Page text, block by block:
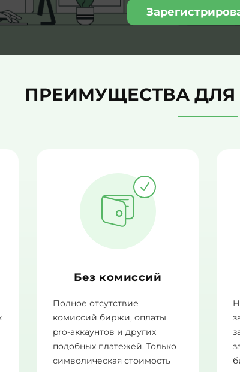
ПРЕИМУЩЕСТВА
Без комиссий
Полное отсутствие
комиссий биржи, оплаты
pro-аккаунтов и других
подобных платежей. Только
символическая стоимость